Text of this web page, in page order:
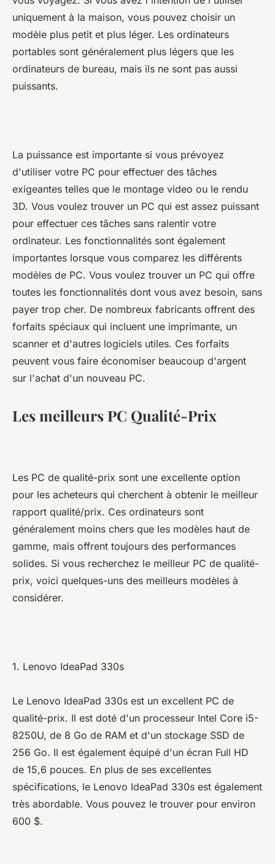
uniquement à la maison, vous pouvez choisir un
modèle plus petit et plus léger. Les ordinateurs
portables sont généralement plus légers que les
ordinateurs de bureau, mais ils ne sont pas aussi
puissants.
La puissance est importante si vous prévoyez
d'utiliser votre PC pour effectuer des tâches
exigeantes telles que le montage video ou le rendu
3D. Vous voulez trouver un PC qui est assez puissant
pour effectuer ces tâches sans ralentir votre
ordinateur. Les fonctionnalités sont également
importantes lorsque vous comparez les différents
modèles de PC. Vous voulez trouver un PC qui offre
toutes les fonctionnalités dont vous avez besoin, sans
payer trop cher. De nombreux fabricants offrent des
forfaits spéciaux qui incluent une imprimante, un
scanner et d'autres logiciels utiles. Ces forfaits
peuvent vous faire économiser beaucoup d'argent
sur l'achat d'un nouveau PC.
Les meilleurs PC Qualité-Prix
Les PC de qualité-prix sont une excellente option
pour les acheteurs qui cherchent à obtenir le meilleur
rapport qualité/prix. Ces ordinateurs sont
généralement moins chers que les modèles haut de
gamme, mais offrent toujours des performances
solides. Si vous recherchez le meilleur PC de qualité-
prix, voici quelques-uns des meilleurs modèles à
considérer.
1. Lenovo IdeaPad 330s
Le Lenovo IdeaPad 330s est un excellent PC de
qualité-prix. Il est doté d'un processeur Intel Core i5-
8250U, de 8 Go de RAM et d'un stockage SSD de
256 Go. Il est également équipé d'un écran Full HD
de 15,6 pouces. En plus de ses excellentes
spécifications, le Lenovo IdeaPad 330s est également
très abordable. Vous pouvez le trouver pour environ
600 $.